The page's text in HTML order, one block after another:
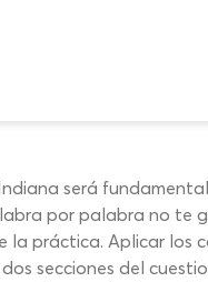
será
por palabra no te
práctica. Aplicar los
secciones del